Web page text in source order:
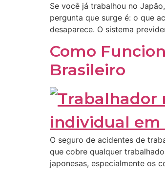
Se você já trabalhou no
pergunta que surge é: o que
desaparece. O sistema
Como
Brasileiro
O seguro de acidentes de
que cobre qualquer
japonesas, especialmente os